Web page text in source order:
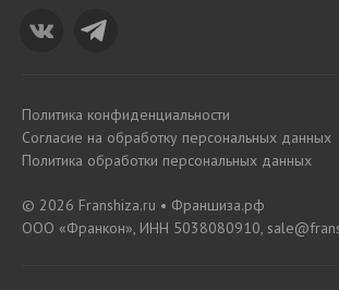
Политика конфиденциальности
Согласие на обработку персональных данных
Политика обработки персональных данных
© 2026 Franshiza.ru • Франшиза.рф
ООО «Франкон», ИНН 5038080910,